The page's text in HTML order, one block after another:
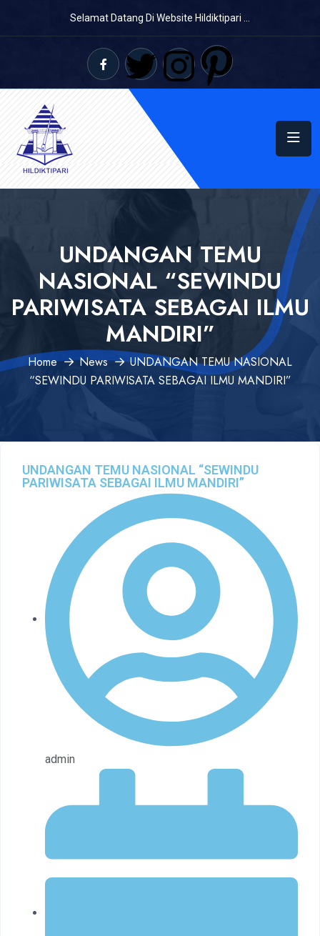
Selamat Datang Di Website Hildiktipari ...
UNDANGAN TEMU
NASIONAL “SEWINDU
PARIWISATA SEBAGAI ILMU
MANDIRI”
Home News
UNDANGAN TEMU NASIONAL
“SEWINDU PARIWISATA SEBAGAI ILMU MANDIRI”
UNDANGAN TEMU NASIONAL “SEWINDU
PARIWISATA SEBAGAI ILMU MANDIRI”
admin